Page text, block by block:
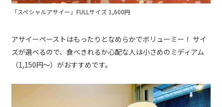
「スペシャルアサイー」FULLサイズ 1,600円
アサイーペーストはもったりとなめらかでボリューミー！ サイ
ズが選べるので、食べきれるか心配な人は小さめのミディアム
（1,150円～）がおすすめです。